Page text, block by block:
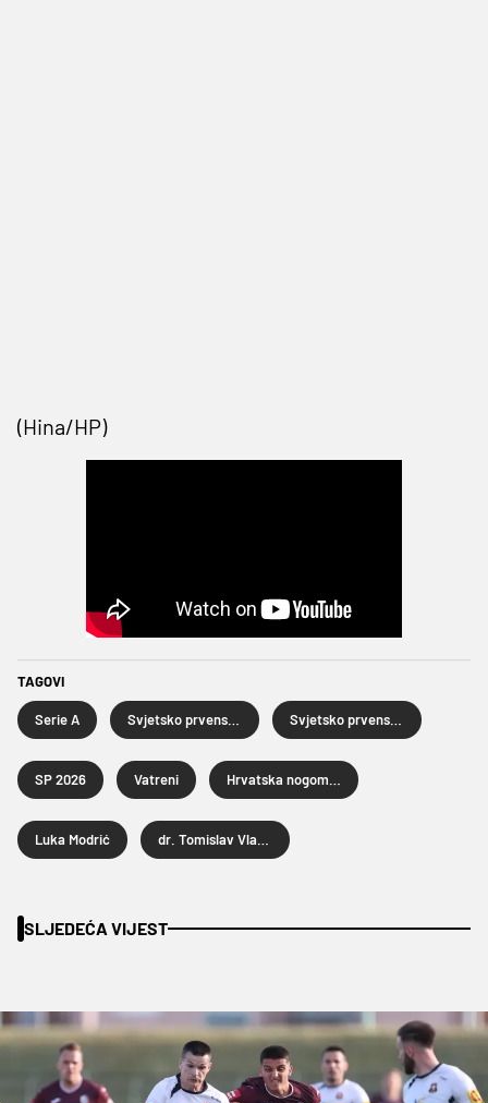
(Hina/HP)
TAGOVI
Serie A
SP 2026 Vatreni
Luka Modrić
SLJEDEĆA VIJEST